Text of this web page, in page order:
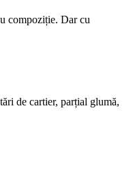
compoziție. Dar cu
de cartier, parțial glumă,